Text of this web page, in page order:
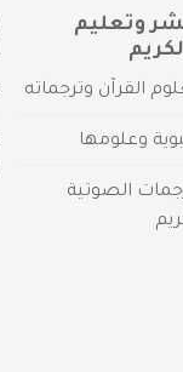
وتعليم
القرآن وترجماته
وعلومها
الصوتية